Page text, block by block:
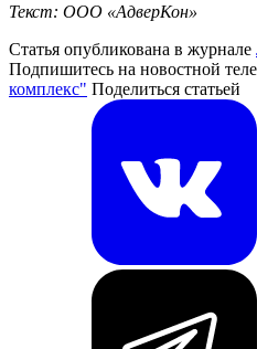
Текст: ООО «АдверКон»
Статья опубликована в журнале
Подпишитесь на новостной
комплекс" Поделиться статьей